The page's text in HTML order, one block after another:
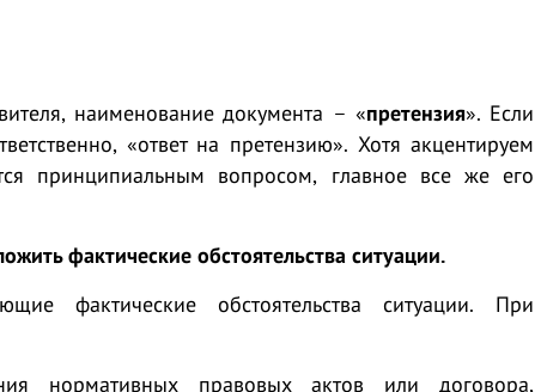
наименование документа – «претензия». Если
«ответ на претензию». Хотя акцентируем
принципиальным вопросом, главное все же его
фактические обстоятельства ситуации.
фактические обстоятельства ситуации. При
нормативных правовых актов или договора,